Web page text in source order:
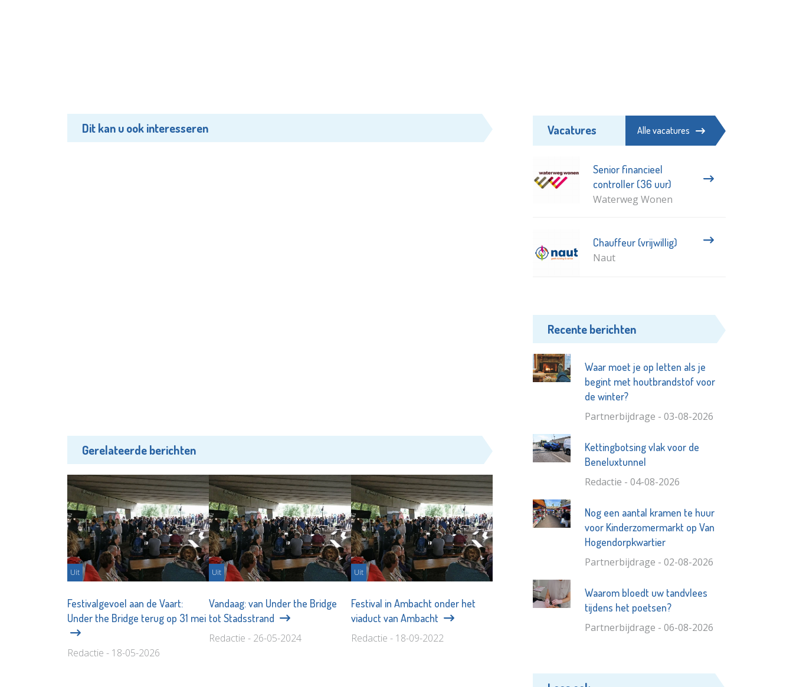
Dit kan u ook interesseren
Gerelateerde berichten
Uit
Festivalgevoel aan de Vaart:
Under the Bridge terug op 31 mei
Redactie - 18-05-2026
Uit
Vandaag: van Under the Bridge
tot Stadsstrand
Redactie - 26-05-2024
Uit
Festival in Ambacht onder het
viaduct van Ambacht
Redactie - 18-09-2022
Vacatures Alle vacatures
Senior financieel
controller (36 uur)
Waterweg Wonen
Chauffeur (vrijwillig)
Naut
Recente berichten
Waar moet je op letten als je
begint met houtbrandstof voor
de winter?
Partnerbijdrage - 03-08-2026
Kettingbotsing vlak voor de
Beneluxtunnel
Redactie - 04-08-2026
Nog een aantal kramen te huur
voor Kinderzomermarkt op Van
Hogendorpkwartier
Partnerbijdrage - 02-08-2026
Waarom bloedt uw tandvlees
tijdens het poetsen?
Partnerbijdrage - 06-08-2026